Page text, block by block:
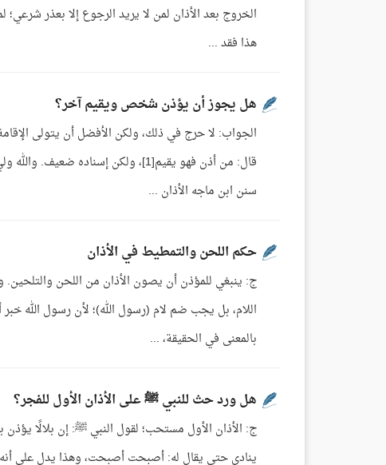
هذا فقد ...
هل يجوز أن يؤذن شخص ويقيم آخر؟
الجواب: لا حرج في ذلك، ولكن الأفضل أن يتولى
سنن ابن ماجه الأذان ...
حكم اللحن والتمطيط في الأذان
ج: ينبغي للمؤذن أن يصون الأذان من اللحن
اللام، بل يجب ضم لام (رسول الله)؛ لأن رسول الله
بالمعنى في الحقيقة، ...
هل ورد حث للنبي ﷺ على الأذان الأول للفجر؟
ج: الأذان الأول مستحب؛ لقول النبي ﷺ: إن بلالًا يؤذن
ينادي حتى يقال له: أصبحت أصبحت، وهذا يدل على